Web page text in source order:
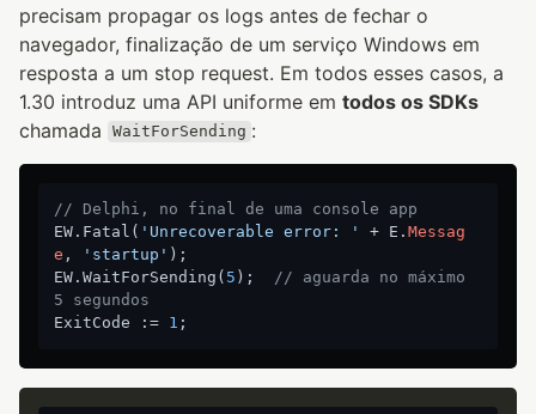
precisam propagar os logs antes de fechar o
navegador, finalização de um serviço Windows em
resposta a um stop request. Em todos esses casos, a
1.30 introduz uma API uniforme em todos os SDKs
chamada
WaitForSending :
// Delphi, no final de uma console app
EW.Fatal( 'Unrecoverable error: ' + E. Messag
e , 'startup' );
EW.WaitForSending( 5 ); // aguarda no máximo
5 segundos
ExitCode := 1